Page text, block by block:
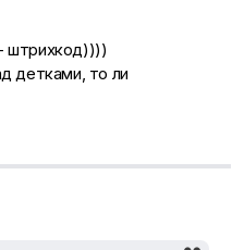
штрихкод))))
детками, то ли